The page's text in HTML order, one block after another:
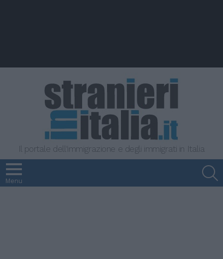
Il portale dell'immigrazione e degli immigrati in Italia
Menu